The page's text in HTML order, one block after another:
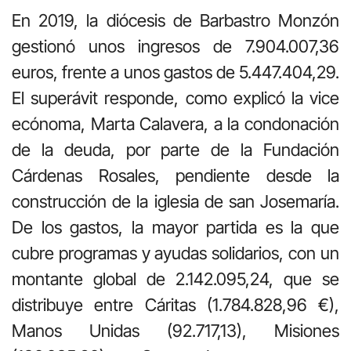
En 2019, la diócesis de Barbastro Monzón
gestionó unos ingresos de 7.904.007,36
euros, frente a unos gastos de 5.447.404,29.
El superávit responde, como explicó la vice
ecónoma, Marta Calavera, a la condonación
de la deuda, por parte de la Fundación
Cárdenas Rosales, pendiente desde la
construcción de la iglesia de san Josemaría.
De los gastos, la mayor partida es la que
cubre programas y ayudas solidarios, con un
montante global de 2.142.095,24, que se
distribuye entre Cáritas (1.784.828,96 €),
Manos Unidas (92.717,13), Misiones